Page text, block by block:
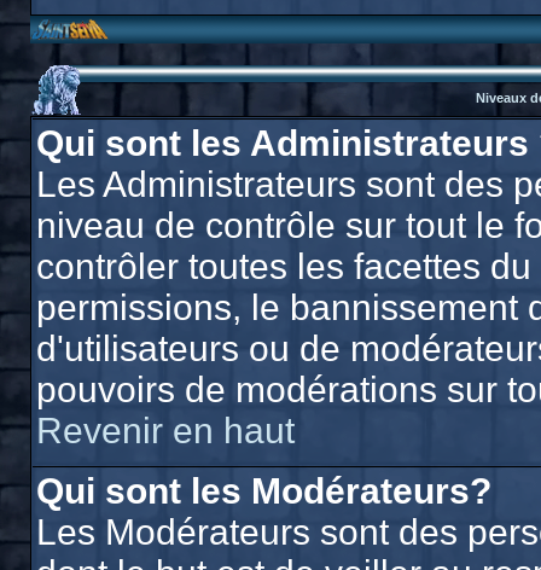
Niveaux
Qui sont les Administrateurs
Les Administrateurs sont des
niveau de contrôle sur tout le
contrôler toutes les facettes
permissions, le bannissement
d'utilisateurs ou de
pouvoirs de modérations sur
Revenir en haut
Qui sont les Modérateurs?
Les Modérateurs sont des